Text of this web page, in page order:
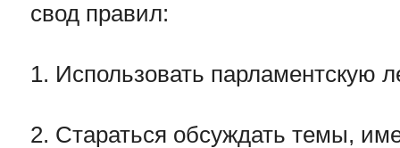
свод правил:
1. Использовать парламентскую
2. Стараться обсуждать темы,